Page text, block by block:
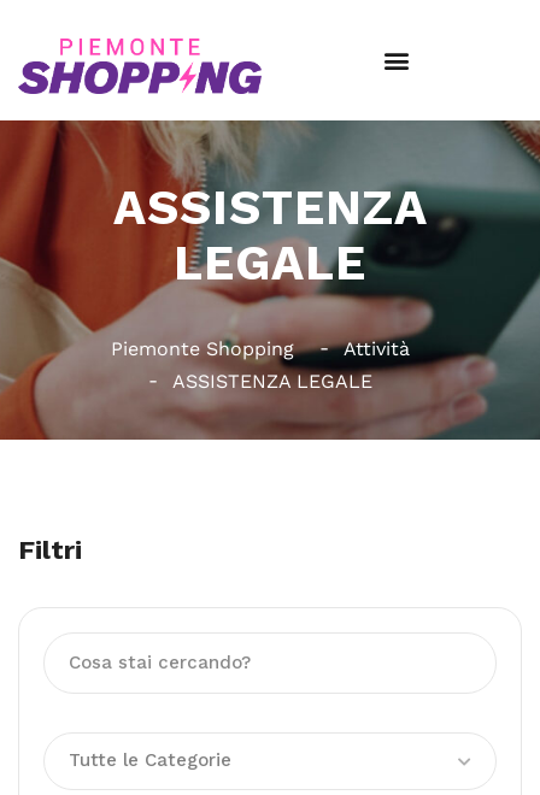
ASSISTENZA
LEGALE
Piemonte Shopping
Attività
ASSISTENZA LEGALE
Filtri
Tutte le Categorie